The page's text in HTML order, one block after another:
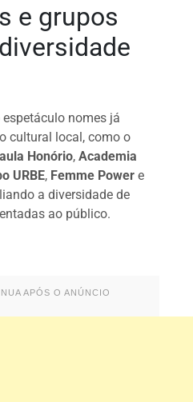
e grupos
nomes já
cultural local, como o
Honório,Academia
URBE, Femme Power e
a diversidade de
ao público.
APÓS O ANÚNCIO